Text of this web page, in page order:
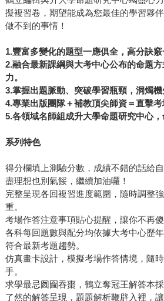
擬複習卷，期望能成為您最佳的學習夥
做不到的事情！
1.豐富多變化的題型一應俱全，高分訣竅
2.融合最新課綱與大考中心公布的命題
力。
3.掌握出題脈動、突破學習瓶頸，洞燭機
4.專業出版團隊＋補教頂尖師資＝直擊考
5.各領域名師組成升大學命題研究中心，
系列特色
得分欄填上測驗分數，成績不錯的話給
盡理想也別氣餒，繼續加油囉！
完整呈現各回複習進度範圍，隨時調整
重。
考場作答注意事項貼心提醒，讓你不再傻
各科每回題數與配分均依據大考中心歷
符合最新考題趨勢。
仿真畫卡設計，模擬考場作答情境，隨
手。
求學最忌囫圇吞棗，鶴立奪冠王解答本
了然的解答呈現，題題解析鞭辟入裡，